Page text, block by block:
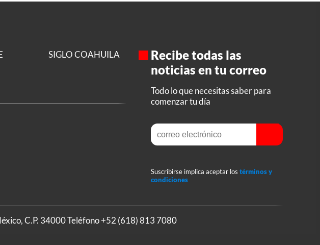
SIGLO COAHUILA
Recibe todas las
noticias en tu correo
Todo lo que necesitas saber para
comenzar tu día
Suscribirse implica aceptar los términos y
condiciones
C.P. 34000 Teléfono+52 (618) 813 7080